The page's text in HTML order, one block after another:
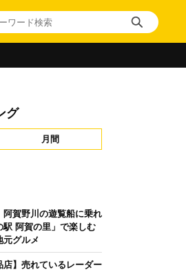
グ
月間
阿賀野川の遊覧船に乗れ
駅 阿賀の里」で楽しむ
元グルメ
店】売れているレーダー